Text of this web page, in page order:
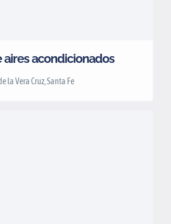
aires acondicionados
la Vera Cruz, Santa Fe